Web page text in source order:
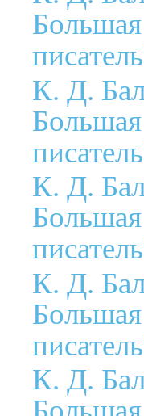
К. Д.
К. Д.
К. Д.
К. Д.